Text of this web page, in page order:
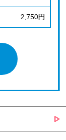
2,750円